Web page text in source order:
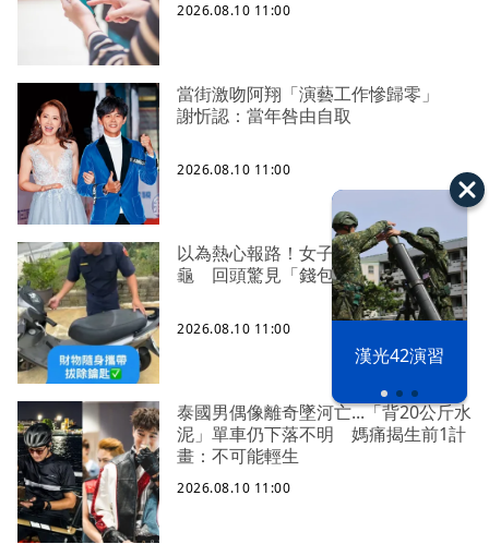
漢光42演習
2026.08.10 11:00
當街激吻阿翔「演藝工作慘歸零」
謝忻認：當年咎由自取
2026.08.10 11:00
以為熱心報路！女子小琉球夜遊看海
龜 回頭驚見「錢包被掏空」
2026.08.10 11:00
泰國男偶像離奇墜河亡...「背20公斤水
泥」單車仍下落不明 媽痛揭生前1計
畫：不可能輕生
2026.08.10 11:00